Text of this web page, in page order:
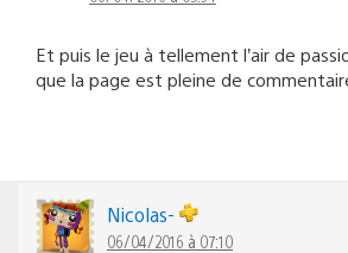
Et puis le jeu à tellement l’air de
que la page est pleine de
Nicolas-
06/04/2016 à 07:10